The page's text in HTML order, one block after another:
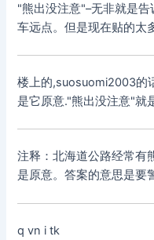
"熊出没注意"–无非就是
车远点。但是现在贴的太
楼上的,suosuomi2003的
是它原意."熊出没注意"就
注释：北海道公路经常有
是原意。答案的意思是要
q vn i tk